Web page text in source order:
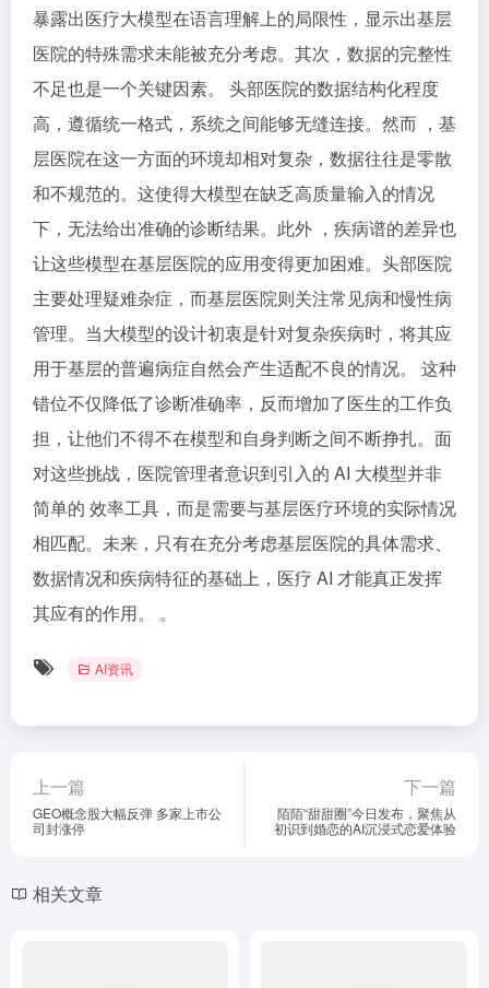
暴露出医疗大模型在语言理解上的局限性，显示出基层
医院的特殊需求未能被充分考虑。其次，数据的完整性
不足也是一个关键因素。 头部医院的数据结构化程度
高，遵循统一格式，系统之间能够无缝连接。然而 ，基
层医院在这一方面的环境却相对复杂，数据往往是零散
和不规范的。这使得大模型在缺乏高质量输入的情况
下，无法给出准确的诊断结果。此外 ，疾病谱的差异也
让这些模型在基层医院的应用变得更加困难。头部医院
主要处理疑难杂症，而基层医院则关注常见病和慢性病
管理。当大模型的设计初衷是针对复杂疾病时，将其应
用于基层的普遍病症自然会产生适配不良的情况。 这种
错位不仅降低了诊断准确率，反而增加了医生的工作负
担，让他们不得不在模型和自身判断之间不断挣扎。面
对这些挑战，医院管理者意识到引入的 AI 大模型并非
简单的 效率工具，而是需要与基层医疗环境的实际情况
相匹配。未来，只有在充分考虑基层医院的具体需求、
数据情况和疾病特征的基础上，医疗 AI 才能真正发挥
其应有的作用。 。
AI资讯
上一篇
GEO概念股大幅反弹 多家上市公
司封涨停
下一篇
陌陌“甜甜圈”今日发布，聚焦从
初识到婚恋的AI沉浸式恋爱体验
相关文章